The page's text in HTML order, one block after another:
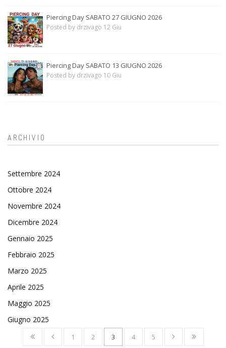
Piercing Day SABATO 27 GIUGNO 2026
Posted by drzivago 12 Giu
Piercing Day SABATO 13 GIUGNO 2026
Posted by drzivago 10 Giu
ARCHIVIO
Settembre 2024
Ottobre 2024
Novembre 2024
Dicembre 2024
Gennaio 2025
Febbraio 2025
Marzo 2025
Aprile 2025
Maggio 2025
Giugno 2025
1 2 3 4 5